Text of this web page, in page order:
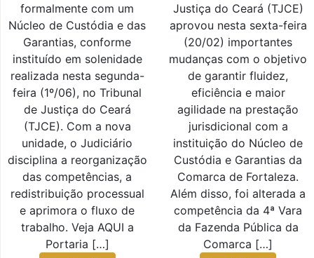
formalmente com um
Núcleo de Custódia e das
Garantias, conforme
instituído em solenidade
realizada nesta segunda-
feira (1º/06), no Tribunal
de Justiça do Ceará
(TJCE). Com a nova
unidade, o Judiciário
disciplina a reorganização
das competências, a
redistribuição processual
e aprimora o fluxo de
trabalho. Veja AQUI a
Portaria […]
Justiça do Ceará (TJCE)
aprovou nesta sexta-feira
(20/02) importantes
mudanças com o objetivo
de garantir fluidez,
eficiência e maior
agilidade na prestação
jurisdicional com a
instituição do Núcleo de
Custódia e Garantias da
Comarca de Fortaleza.
Além disso, foi alterada a
competência da 4ª Vara
da Fazenda Pública da
Comarca […]